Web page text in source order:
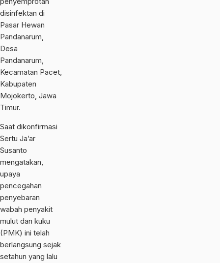
disinfektan di
Pasar Hewan
Pandanarum,
Desa
Pandanarum,
Kecamatan Pacet,
Kabupaten
Mojokerto, Jawa
Timur.
Saat dikonfirmasi
Sertu Ja’ar
Susanto
mengatakan,
upaya
pencegahan
penyebaran
wabah penyakit
mulut dan kuku
(PMK) ini telah
berlangsung sejak
setahun yang lalu